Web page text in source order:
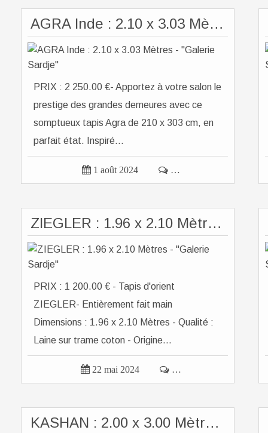
AGRA Inde : 2.10 x 3.03 Mètres - "Galerie Sardje"
PRIX : 2 250.00 €- Apportez à votre salon le
prestige des grandes demeures avec ce
somptueux tapis Agra de 210 x 303 cm, en
parfait état. Inspiré...
 1 août 2024  …
ZIEGLER : 1.96 x 2.10 Mètres - "Galerie Sardje"
PRIX : 1 200.00 € - Tapis d'orient
ZIEGLER- Entièrement fait main
Dimensions : 1.96 x 2.10 Mètres - Qualité :
Laine sur trame coton - Origine...
 22 mai 2024  …
KASHAN : 2.00 x 3.00 Mètres-"Galerie Sardje"